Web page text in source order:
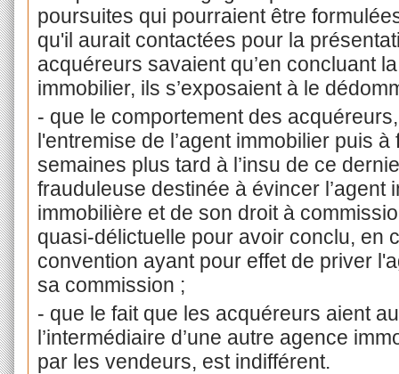
poursuites qui pourraient être
qu'il aurait contactées pour la
acquéreurs savaient qu’en concluant
immobilier, ils s’exposaient à le
- que le comportement des
l'entremise de l’agent immobilier puis
semaines plus tard à l’insu de ce
frauduleuse destinée à évincer l’agent
immobilière et de son droit à
quasi-délictuelle pour avoir conclu, en
convention ayant pour effet de priver
sa commission ;
- que le fait que les acquéreurs aient
l’intermédiaire d’une autre agence
par les vendeurs, est indifférent.